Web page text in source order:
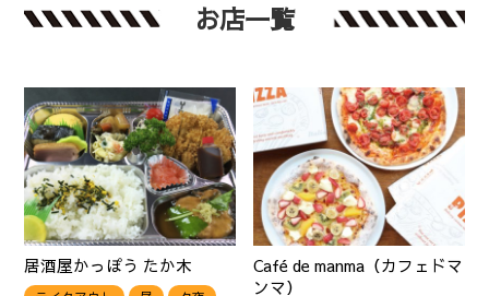
お店一覧
居酒屋かっぽう たか木
Café de manma（カフェドマ
ンマ）